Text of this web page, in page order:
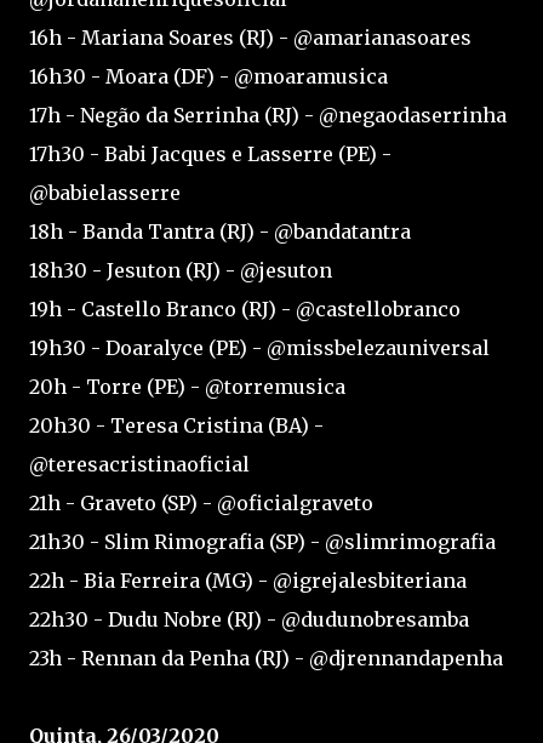
16h - Mariana Soares (RJ) - @amarianasoares
16h30 - Moara (DF) - @moaramusica
17h - Negão da Serrinha (RJ) - @negaodaserrinha
17h30 - Babi Jacques e Lasserre (PE) -
@babielasserre
18h - Banda Tantra (RJ) - @bandatantra
18h30 - Jesuton (RJ) - @jesuton
19h - Castello Branco (RJ) - @castellobranco
19h30 - Doaralyce (PE) - @missbelezauniversal
20h - Torre (PE) - @torremusica
20h30 - Teresa Cristina (BA) -
@teresacristinaoficial
21h - Graveto (SP) - @oficialgraveto
21h30 - Slim Rimografia (SP) - @slimrimografia
22h - Bia Ferreira (MG) - @igrejalesbiteriana
22h30 - Dudu Nobre (RJ) - @dudunobresamba
23h - Rennan da Penha (RJ) - @djrennandapenha
Quinta, 26/03/2020